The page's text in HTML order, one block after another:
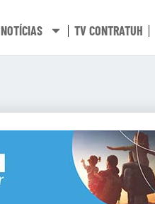
NOTÍCIAS TV CONTRATUH